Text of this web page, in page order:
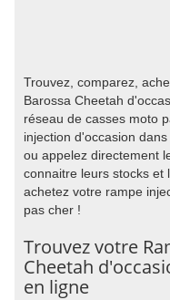
Trouvez, comparez,
Barossa Cheetah
réseau de casses moto
injection d'occasion
ou appelez directement
connaitre leurs stocks et
achetez votre rampe
pas cher !
Trouvez votre
Cheetah
en ligne